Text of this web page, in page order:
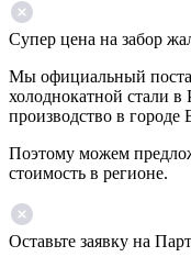
Супер цена на забор
Мы официальный
холоднокатной стали
производство в городе
Поэтому можем
стоимость в регионе.
Оставьте заявку на